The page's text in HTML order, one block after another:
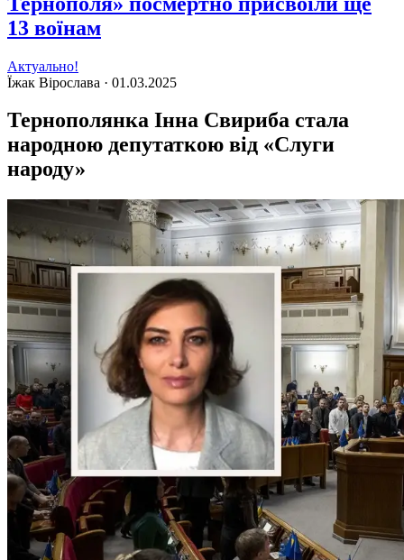
13 воїнам
Актуально!
Їжак Вірослава · 01.03.2025
Тернополянка Інна Свириба стала
народною депутаткою від «Слуги
народу»